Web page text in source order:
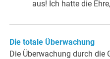
aus! Ich hatte die
Die totale Überwachung
Die Überwachung durch die